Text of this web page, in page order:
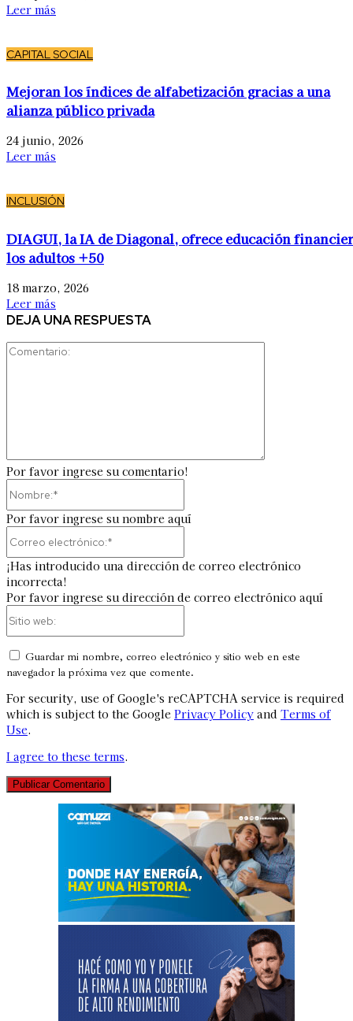
Leer más
CAPITAL SOCIAL
Mejoran los índices de alfabetización gracias a una
alianza público privada
24 junio, 2026
Leer más
INCLUSIÓN
DIAGUI, la IA de Diagonal, ofrece educación
los adultos +50
18 marzo, 2026
Leer más
DEJA UNA RESPUESTA
Por favor ingrese su comentario!
Por favor ingrese su nombre aquí
¡Has introducido una dirección de correo electrónico
incorrecta!
Por favor ingrese su dirección de correo electrónico aquí
Guardar mi nombre, correo electrónico y sitio web en este
navegador la próxima vez que comente.
For security, use of Google's reCAPTCHA service is required
which is subject to the Google Privacy Policy and Terms of
Use.
I agree to these terms.